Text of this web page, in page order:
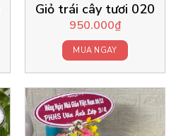
Giỏ trái cây tươi 020
950.000₫
MUA NGAY